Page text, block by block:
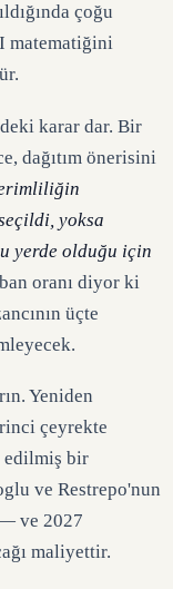
çoğu
matematiğini
karar dar. Bir
dağıtım önerisini
yoksa
yerde olduğu için
oranı diyor ki
üçte
Yeniden
çeyrekte
edilmiş bir
ve Restrepo'nun
ve 2027
maliyettir.